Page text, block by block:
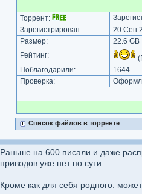
Торрент:
Зарегистрирован:
20 Сен
Размер:
22.6 GB
Рейтинг:
Поблагодарили:
1644
Проверка:
Список файлов в торренте
Раньше на 600 писали и даже
приводов уже нет по сути ...
Кроме как для себя родного.